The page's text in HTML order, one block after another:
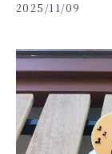
2025/11/09